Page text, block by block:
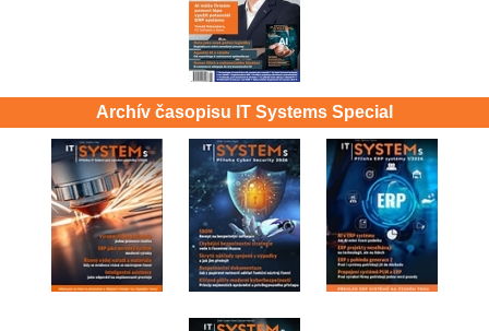
Archív časopisu IT Systems Special